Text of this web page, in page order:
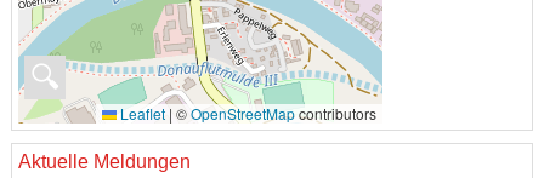
🔍
Leaflet | ©OpenStreetMapcontributors
Aktuelle Meldungen